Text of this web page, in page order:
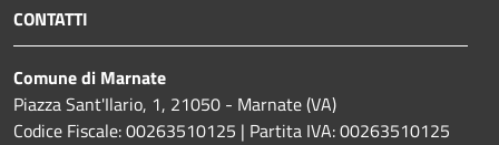
CONTATTI
Comune di Marnate
Piazza Sant'Ilario, 1, 21050 - Marnate (VA)
Codice Fiscale: 00263510125 | Partita IVA: 00263510125